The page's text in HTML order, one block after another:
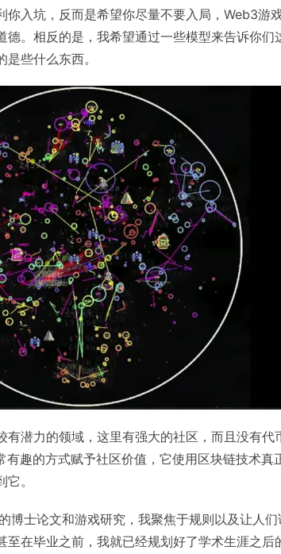
你入坑，反而是希望你尽量不要入局，Web3游
德。相反的是，我希望通过一些模型来告诉你们
些什么东西。
有潜力的领域，这里有强大的社区，而且没有代
有趣的方式赋予社区价值，它使用区块链技术真
。
博士论文和游戏研究，我聚焦于规则以及让人
至在毕业之前，我就已经规划好了学术生涯之后